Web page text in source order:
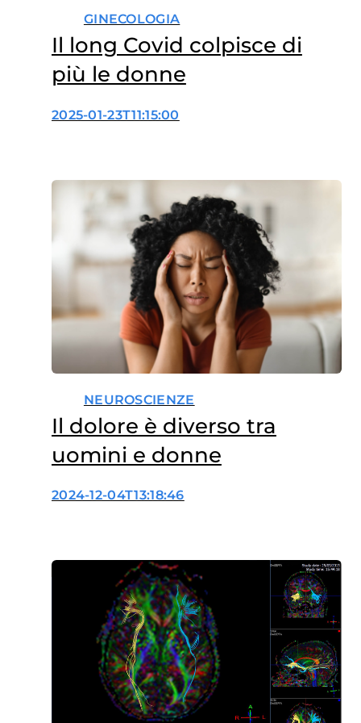
GINECOLOGIA
Il long Covid colpisce di
più le donne
2025-01-23T11:15:00
NEUROSCIENZE
Il dolore è diverso tra
uomini e donne
2024-12-04T13:18:46